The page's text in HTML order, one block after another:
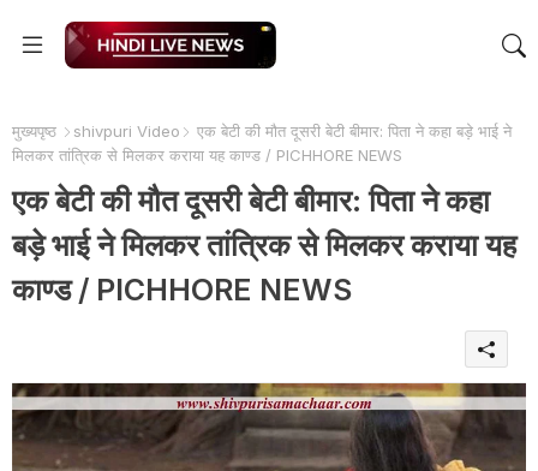
मुख्यपृष्ठ shivpuri Video
एक बेटी की मौत दूसरी बेटी बीमार: पिता ने कहा बड़े भाई ने
मिलकर तांत्रिक से मिलकर कराया यह काण्ड / PICHHORE NEWS
एक बेटी की मौत दूसरी बेटी बीमार: पिता ने कहा
बड़े भाई ने मिलकर तांत्रिक से मिलकर कराया यह
काण्ड / PICHHORE NEWS